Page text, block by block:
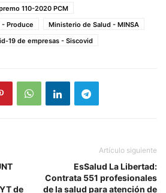
110-2020 PCM
Produce
Ministerio de Salud - MINSA
19 de empresas - Siscovid
de
Artículo siguiente
EsSalud La Libertad:
Contrata 551 profesionales
de la salud para atención de